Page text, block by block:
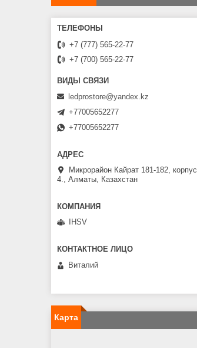
+7 (777) 565-22-77
+7 (700) 565-22-77
ledprostore@yandex.kz
+77005652277
+77005652277
Микрорайон Кайрат 181-182, корпус
4., Алматы, Казахстан
IHSV
Виталий
Карта